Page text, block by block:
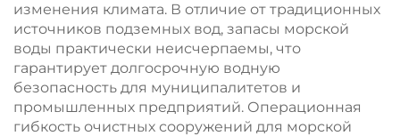
изменения климата. В отличие от традиционных
источников подземных вод, запасы морской
воды практически неисчерпаемы, что
гарантирует долгосрочную водную
безопасность для муниципалитетов и
промышленных предприятий. Операционная
гибкость очистных сооружений для морской